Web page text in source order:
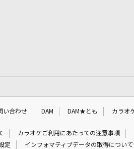
い合わせ DAM DAM★とも カラオ
カラオケご利用にあたっての注意事項
定 インフォマティブデータの取得について